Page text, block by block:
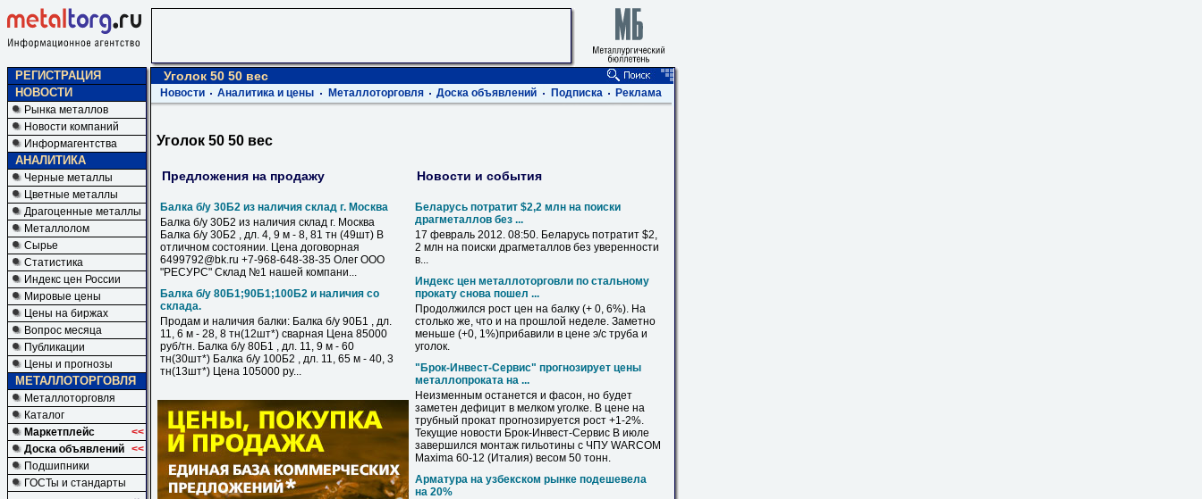
РЕГИСТРАЦИЯ
НОВОСТИ
Рынка металлов
Новости компаний
Информагентства
АНАЛИТИКА
Черные металлы
Цветные металлы
Драгоценные металлы
Металлолом
Сырье
Статистика
Индекс цен России
Мировые цены
Цены на биржах
Вопрос месяца
Публикации
Цены и прогнозы
МЕТАЛЛОТОРГОВЛЯ
Металлоторговля
Каталог
Маркетплейс
<<
Доска объявлений <<
Подшипники
ГОСТы и стандарты
Уголок 50 50 вес
Новости Аналитика и цены Металлоторговля Доска объявлений Подписка Реклама
Уголок 50 50 вес
Предложения на продажу
Балка б/у 30Б2 из наличия склад г. Москва
Балка б/у 30Б2 из наличия склад г. Москва
Балка б/у 30Б2 , дл. 4, 9 м - 8, 81 тн (49шт) В
отличном состоянии. Цена договорная
6499792@bk.ru +7-968-648-38-35 Олег ООО
"РЕСУРС" Склад №1 нашей компани...
Балка б/у 80Б1;90Б1;100Б2 и наличия со
склада.
Продам и наличия балки: Балка б/у 90Б1 , дл.
11, 6 м - 28, 8 тн(12шт*) сварная Цена 85000
руб/тн. Балка б/у 80Б1 , дл. 11, 9 м - 60
тн(30шт*) Балка б/у 100Б2 , дл. 11, 65 м - 40, 3
тн(13шт*) Цена 105000 ру...
Новости и события
Беларусь потратит $2,2 млн на поиски
драгметаллов без ...
17 февраль 2012. 08:50. Беларусь потратит $2,
2 млн на поиски драгметаллов без уверенности
в...
Индекс цен металлоторговли по стальному
прокату снова пошел ...
Продолжился рост цен на балку (+ 0, 6%). На
столько же, что и на прошлой неделе. Заметно
меньше (+0, 1%)прибавили в цене э/с труба и
уголок.
"Брок-Инвест-Сервис" прогнозирует цены
металлопроката на ...
Неизменным останется и фасон, но будет
заметен дефицит в мелком уголке. В цене на
трубный прокат прогнозируется рост +1-2%.
Текущие новости Брок-Инвест-Сервис В июле
завершился монтаж гильотины с ЧПУ WARCOM
Maxima 60-12 (Италия) весом 50 тонн.
Арматура на узбекском рынке подешевела
на 20%